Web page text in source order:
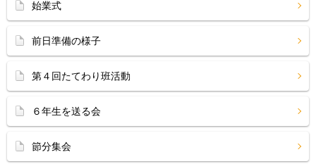
始業式
前日準備の様子
第４回たてわり班活動
６年生を送る会
節分集会